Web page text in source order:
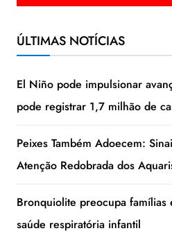
ÚLTIMAS NOTÍCIAS
El Niño pode impulsionar
pode registrar 1,7 milhão de
Peixes Também Adoecem:
Atenção Redobrada dos
Bronquiolite preocupa
saúde respiratória infantil